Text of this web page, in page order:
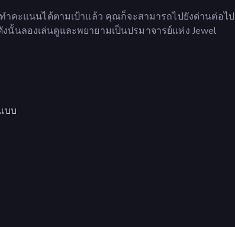
คะแนนได้ตามเป้าแล้ว คุณก็จะสามารถไปยังด่านต่อไป
นลองเล่นดูและพยายามเป็นปรมาจารย์แห่ง Jewel
บบ